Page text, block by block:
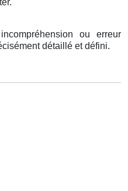
ou erreur
détaillé et défini.